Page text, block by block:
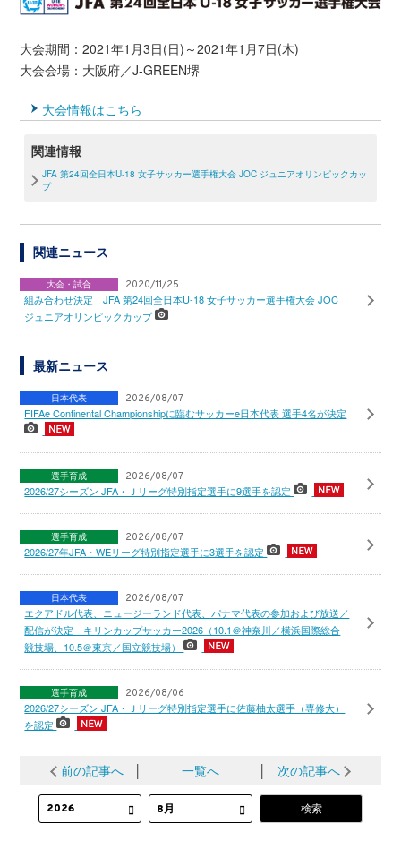
大会期間：2021年1月3日(日)～2021年1月7日(木)
大会会場：大阪府／J-GREEN堺
大会情報はこちら
関連情報
JFA 第24回全日本U-18 女子サッカー選手権大会 JOC ジュニアオリンピックカッ
プ
関連ニュース
大会・試合 2020/11/25
組み合わせ決定 JFA 第24回全日本U-18 女子サッカー選手権大会 JOC
ジュニアオリンピックカップ
最新ニュース
日本代表 2026/08/07
FIFAe Continental Championshipに臨むサッカーe日本代表 選手4名が決定
選手育成 2026/08/07
2026/27シーズン JFA・Ｊリーグ特別指定選手に9選手を認定
選手育成 2026/08/07
2026/27年JFA・WEリーグ特別指定選手に3選手を認定
日本代表 2026/08/07
エクアドル代表、ニュージーランド代表、パナマ代表の参加および放送／
配信が決定 キリンカップサッカー2026（10.1＠神奈川／横浜国際総合
競技場、10.5＠東京／国立競技場）
選手育成 2026/08/06
2026/27シーズン JFA・Ｊリーグ特別指定選手に佐藤柚太選手（専修大）
を認定
前の記事へ 一覧へ 次の記事へ